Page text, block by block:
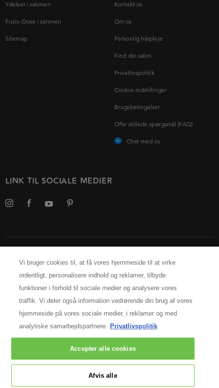
Ydelser i salonen
Fusio-Dose i salonen
Sitemap
Kontakt os
Om os
Personlig hårpleje
Find din salon
Privatlivspolitik
Cookie-indstillinger
Brugsbetingelser
Ofte stillede spørgsmål (FAQ)
Chat med os
LINK TIL SOCIALE MEDIER
PRODUCENTINFORMATION
Kérastase Paris
14, rue Royale 75008 Paris
[email protected]
© 2025 Kérastase. All rights reserved
Vi bruger cookies til, at få vores hjemmeside til at virke
ordentligt, personalisere indhold og reklamer, tilbyde
funktioner i forhold til sociale medier og analysere vores
traffik. Vi deler også information vedrørende din brug af vores
hjemmeside på vores sociale medier, i reklamer og med
analytiske samarbejdspartnere. Privatlivspolitik
Afvis alle
Accepter alle cookies